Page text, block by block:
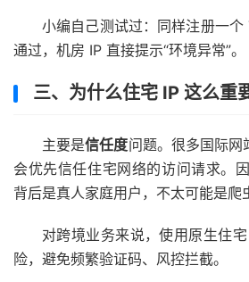
小编自己测试过：同样注册一
通过，机房 IP 直接提示“环境异常”。
三、为什么住宅 IP 这么重
主要是信任度问题。很多国际
会优先信任住宅网络的访问请求。
背后是真人家庭用户，不太可能是爬
对跨境业务来说，使用原生住
险，避免频繁验证码、风控拦截。